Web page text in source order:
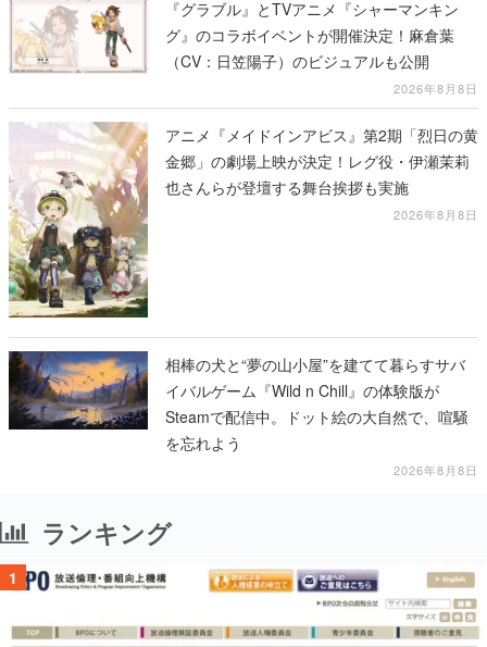
『グラブル』とTVアニメ『シャーマンキン
グ』のコラボイベントが開催決定！麻倉葉
（CV：日笠陽子）のビジュアルも公開
2026年8月8日
アニメ『メイドインアビス』第2期「烈日の黄
金郷」の劇場上映が決定！レグ役・伊瀬茉莉
也さんらが登壇する舞台挨拶も実施
2026年8月8日
相棒の犬と“夢の山小屋”を建てて暮らすサバ
イバルゲーム『Wild n Chill』の体験版が
Steamで配信中。ドット絵の大自然で、喧騒
を忘れよう
2026年8月8日
ランキング
1